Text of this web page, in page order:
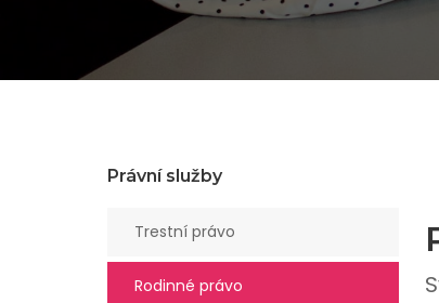
Právní služby
Trestní právo
Rodinné právo